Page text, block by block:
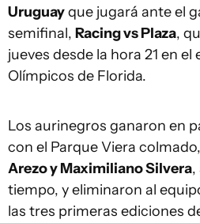
Uruguayque jugará ante el
semifinal, Racing vs Plaza,
jueves desde la hora 21 en
Olímpicos de Florida.
Los aurinegros ganaron en
con el Parque Viera
Arezo y Maximiliano Silvera,
tiempo, y eliminaron al
las tres primeras ediciones